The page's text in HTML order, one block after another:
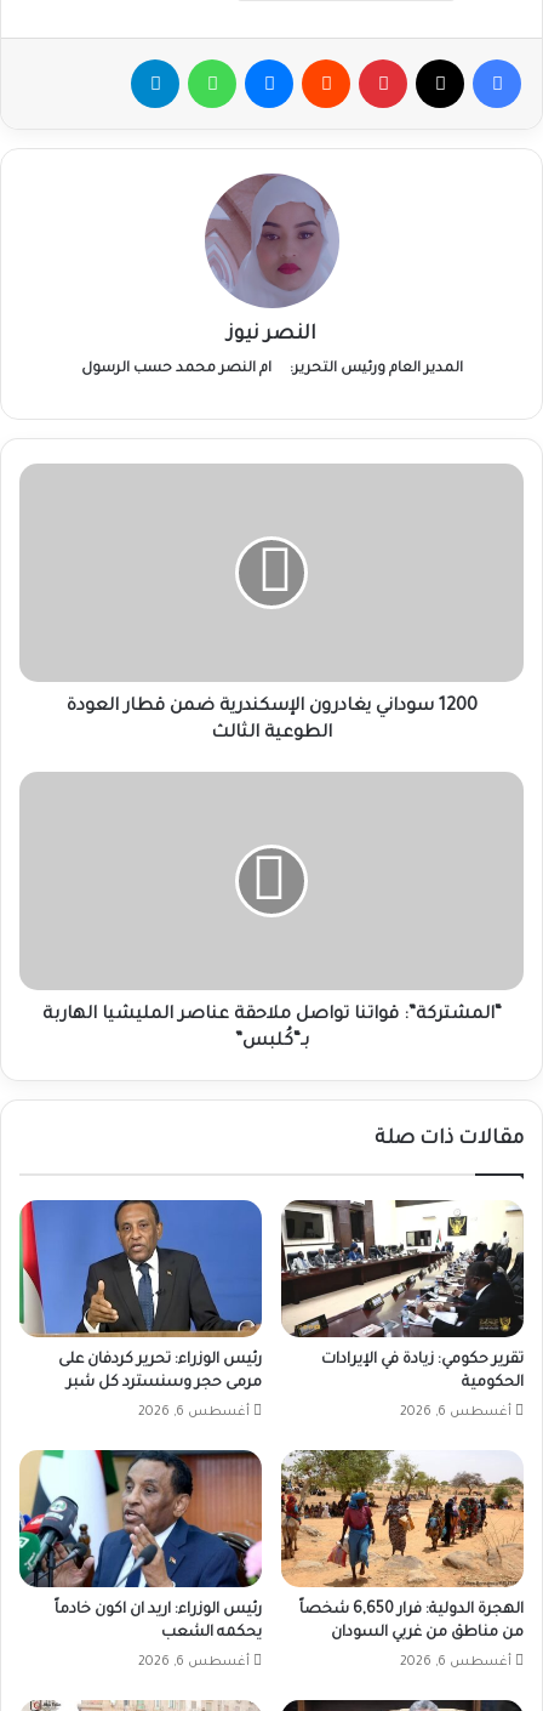
فيسبوك بينتيريست ماسنجر واتساب
النصر نيوز
المدير العام ورئيس التحرير: ام النصر محمد حسب الرسول
1200
الثالث
1200 سوداني يغادرون الإسكندرية ضمن قطار العودة
الطوعية الثالث
“المشتركة”:
“المشتركة”: قواتنا تواصل ملاحقة عناصر المليشيا الهاربة
بـ“كُلبس”
مقالات ذات صلة
تقرير حكومي: زيادة في الإيرادات
الحكومية
أغسطس 6, 2026
رئيس الوزراء: تحرير كردفان على
مرمى حجر وسنسترد كل شبر
أغسطس 6, 2026
الهجرة الدولية: فرار 6,650 شخصاً
من مناطق من غربي السودان
أغسطس 6, 2026
رئيس الوزراء: اريد ان اكون خادماً
يحكمه الشعب
أغسطس 6, 2026